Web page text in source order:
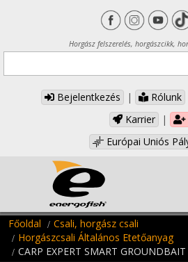
Horgász felszerelés, horgászcikk,
Bejelentkezés | Rólunk
Karrier
|
Európai Uniós
Főoldal
Csali, horgász csali
Horgászcsali Általános Etetőanyag
CARP EXPERT SMART